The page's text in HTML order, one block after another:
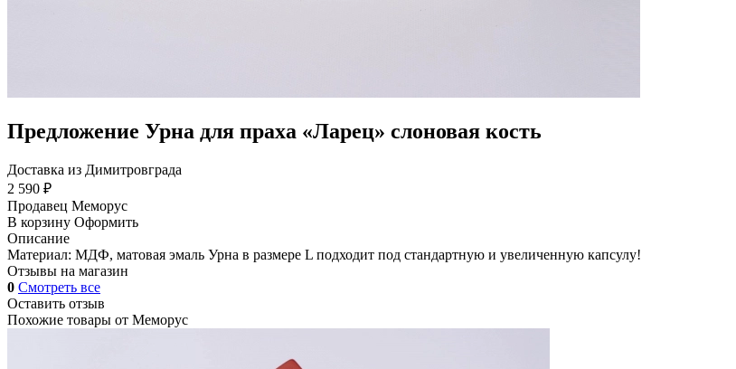
Предложение Урна для праха «Ларец» слоновая кость
Доставка из Димитровграда
2 590 ₽
Продавец Меморус
В корзину Оформить
Описание
Материал: МДФ, матовая эмаль Урна в размере L подходит под стандартную и увеличенную капсулу!
Отзывы на магазин
0 Смотреть все
Оставить отзыв
Похожие товары от Меморус